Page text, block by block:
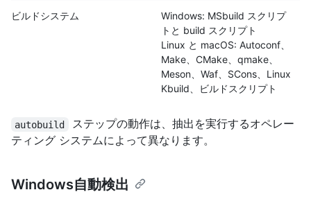
ビルドシステム
Windows: MSbuild スクリプ
トと build スクリプト
Linux と macOS: Autoconf、
Make、CMake、qmake、
Meson、Waf、SCons、Linux
Kbuild、ビルドスクリプト
autobuild
ステップの動作は、抽出を実行するオペレー
ティング システムによって異なります。
Windows自動検出